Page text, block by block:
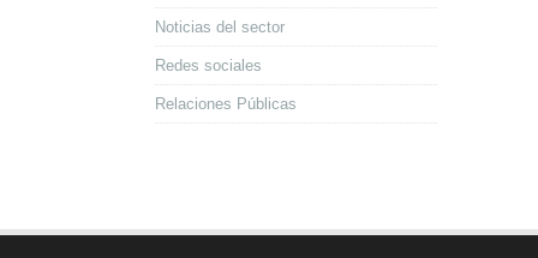
Noticias del sector
Redes sociales
Relaciones Públicas